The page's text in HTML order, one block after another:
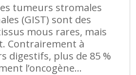
tumeurs stromales
(GIST) sont des
mous rares, mais
Contrairement à
digestifs, plus de 85 %
l’oncogène...